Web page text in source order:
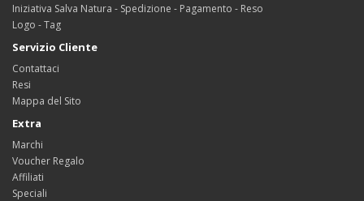
Iniziativa Salva Natura - Spedizione - Pagamento - Reso
Logo - Tag
Servizio Cliente
Contattaci
Resi
Mappa del Sito
Extra
Marchi
Voucher Regalo
Affiliati
Speciali